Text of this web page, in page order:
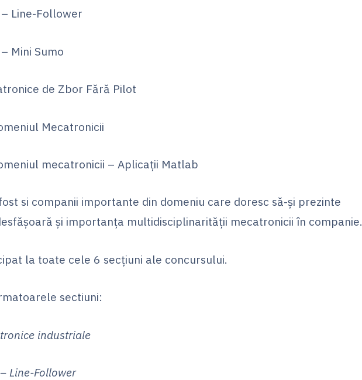
Follower
Sumo
de Zbor Fără Pilot
Mecatronicii
mecatronicii – Aplicații Matlab
si companii importante din domeniu care doresc să-și prezinte
și importanța multidisciplinarității mecatronicii în companie.
la toate cele 6 secţiuni ale concursului.
sectiuni:
industriale
Follower